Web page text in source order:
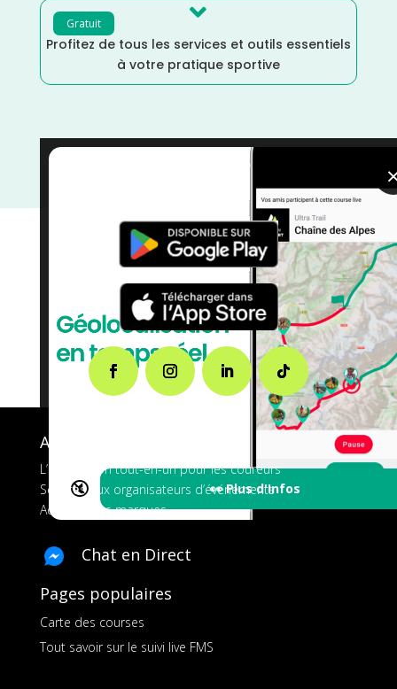
Gratuit 
Profitez de tous les services et outils essentiels
à votre pratique sportive
🔇 👀 Plus d'Infos
Bas-Rhin
A propos de FMS
L’application tout-en-un pour les coureurs
Services aux organisateurs d’événements
Ads pour les marques
Chat en Direct
Pages populaires
Carte des courses
Tout savoir sur le suivi live FMS